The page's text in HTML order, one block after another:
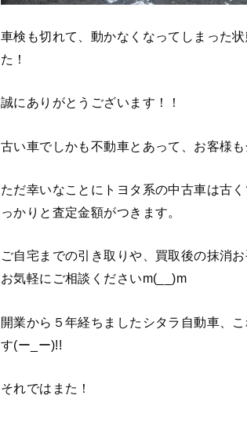
車検も切れて、動かなくなってしまった
た！
誠にありがとうございます！！
古い車でしかも不動車とあって、お客様
ただ幸いなことにトヨタ系の中古車は古
っかりと査定金額がつきます。
ご自宅までの引き取りや、買取後の抹消
お気軽にご相談くださいm(__)m
開業から５年経ちましたシタラ自動車、
す(ー_ー)!!
それではまた！